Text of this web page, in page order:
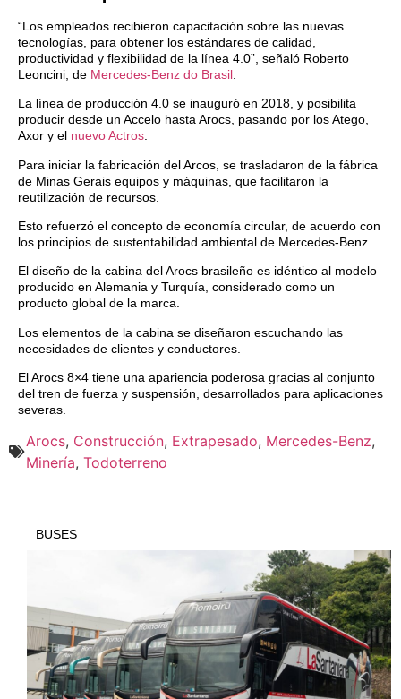
“Los empleados recibieron capacitación sobre las nuevas
tecnologías, para obtener los estándares de calidad,
productividad y flexibilidad de la línea 4.0”, señaló Roberto
Leoncini, de Mercedes-Benz do Brasil
La línea de producción 4.0 se inauguró en 2018, y posibilita
producir desde un Accelo hasta Arocs, pasando por los Atego,
Axor y el nuevo Actros
Para iniciar la fabricación del Arcos, se trasladaron de la fábrica
de Minas Gerais equipos y máquinas, que facilitaron la
reutilización de recursos.
Esto refuerzó el concepto de economía circular, de acuerdo con
los principios de sustentabilidad ambiental de Mercedes-Benz.
El diseño de la cabina del Arocs brasileño es idéntico al modelo
producido en Alemania y Turquía, considerado como un
producto global de la marca.
Los elementos de la cabina se diseñaron escuchando las
necesidades de clientes y conductores.
El Arocs 8×4 tiene una apariencia poderosa gracias al conjunto
del tren de fuerza y ​​suspensión, desarrollados para aplicaciones
severas.
Arocs, Construcción, Extrapesado, Mercedes-Benz,
Minería, Todoterreno
BUSES